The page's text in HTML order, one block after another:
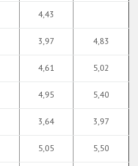
4,43
3,97 4,83
4,61 5,02
4,95 5,40
3,64 3,97
5,05
5,50